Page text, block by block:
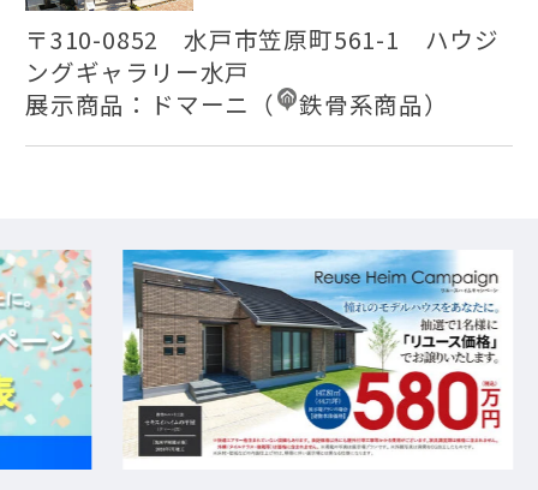
〒310-0852 水戸市笠原町561-1 ハウジ
ングギャラリー水戸
展示商品： ドマーニ （ 鉄骨系商品）